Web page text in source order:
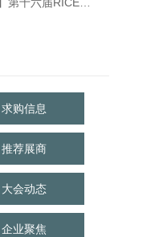
求购信息
推荐展商
大会动态
企业聚焦